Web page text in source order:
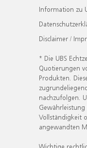
Information zu
Disclaimer /
* Die UBS
Quotierungen
Produkten.
nachzufolgen.
Vollständigkeit
angewandten